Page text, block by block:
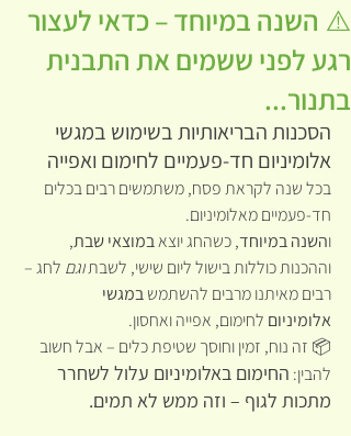
⚠️ השנה במיוחד – כדאי לעצור
רגע לפני ששמים את התבנית
בתנור...
הסכנות הבריאותיות בשימוש במגשי
אלומיניום חד-פעמיים לחימום ואפייה
בכל שנה לקראת פסח, משתמשים רבים בכלים
חד-פעמיים מאלומיניום.
והשנה במיוחד, כשהחג יוצא במוצאי שבת,
וההכנות כוללות בישול ליום שישי, לשבת וגם לחג –
רבים מאיתנו מרבים להשתמש במגשי
אלומיניום לחימום, אפייה ואחסון.
📦 זה נוח, זמין וחוסך שטיפת כלים – אבל חשוב
להבין: החימום באלומיניום עלול לשחרר
מתכות לגוף – וזה ממש לא תמים.